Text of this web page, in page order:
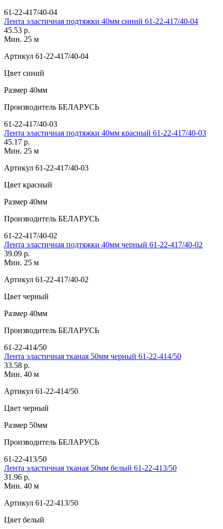
61-22-417/40-04
Лента эластичная подтяжки 40мм синий 61-22-417/40-04
45.53 р.
Мин. 25 м
Артикул 61-22-417/40-04
Цвет синий
Размер 40мм
Производитель БЕЛАРУСЬ
61-22-417/40-03
Лента эластичная подтяжки 40мм красный 61-22-417/40-03
45.17 р.
Мин. 25 м
Артикул 61-22-417/40-03
Цвет красный
Размер 40мм
Производитель БЕЛАРУСЬ
61-22-417/40-02
Лента эластичная подтяжки 40мм черный 61-22-417/40-02
39.09 р.
Мин. 25 м
Артикул 61-22-417/40-02
Цвет черный
Размер 40мм
Производитель БЕЛАРУСЬ
61-22-414/50
Лента эластичная тканая 50мм черный 61-22-414/50
33.58 р.
Мин. 40 м
Артикул 61-22-414/50
Цвет черный
Размер 50мм
Производитель БЕЛАРУСЬ
61-22-413/50
Лента эластичная тканая 50мм белый 61-22-413/50
31.96 р.
Мин. 40 м
Артикул 61-22-413/50
Цвет белый